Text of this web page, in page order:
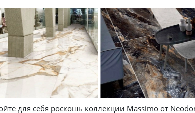
для себя роскошь коллекции Massimo от